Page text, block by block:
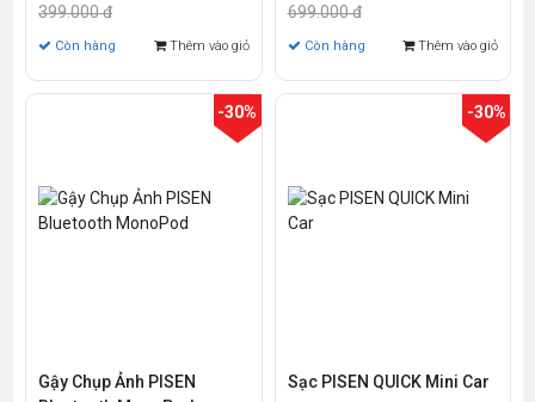
399.000 đ
Còn hàng Thêm vào giỏ
699.000 đ
Còn hàng Thêm vào giỏ
-30%
Gậy Chụp Ảnh PISEN
-30%
Sạc PISEN QUICK Mini Car